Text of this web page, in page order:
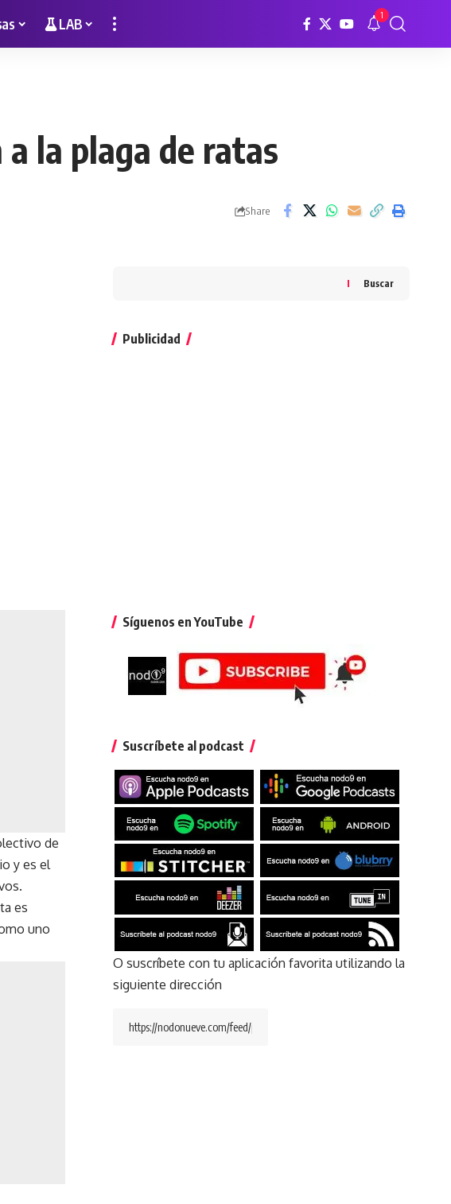
LAB 1
la plaga de ratas
Share
de
y es el
es
uno
Buscar
Publicidad
Síguenos en YouTube
Suscríbete al podcast
O suscríbete con tu aplicación favorita utilizando la
siguiente dirección